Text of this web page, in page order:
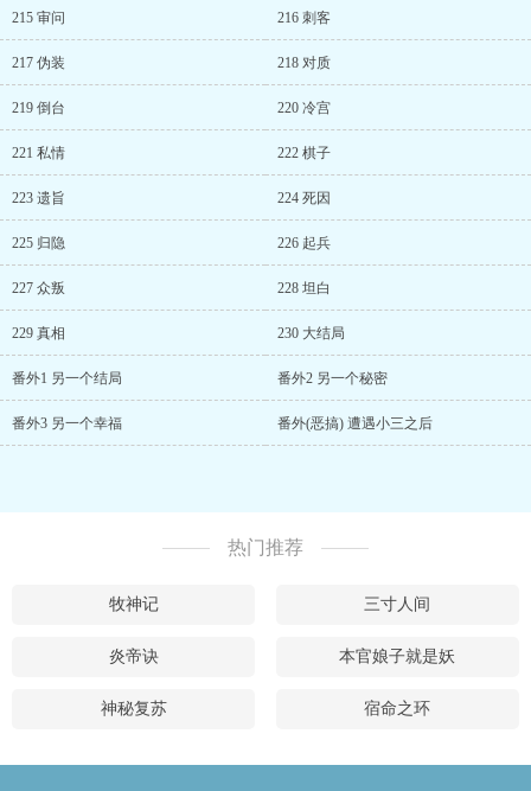
215 审问 216 刺客
217 伪装 218 对质
219 倒台 220 冷宫
221 私情 222 棋子
223 遗旨 224 死因
225 归隐 226 起兵
227 众叛 228 坦白
229 真相 230 大结局
番外1 另一个结局 番外2 另一个秘密
番外3 另一个幸福 番外(恶搞) 遭遇小三之后
热门推荐
牧神记 三寸人间
炎帝诀 本官娘子就是妖
神秘复苏 宿命之环